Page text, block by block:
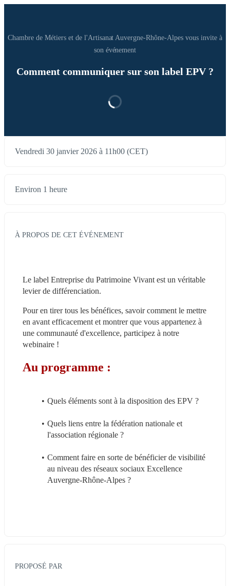
Chambre de Métiers et de l'Artisanat Auvergne-Rhône-Alpes vous invite à
son événement
Comment communiquer sur son label EPV ?
Vendredi 30 janvier 2026 à 11h00 (CET)
Environ 1 heure
À PROPOS DE CET ÉVÉNEMENT
Le label Entreprise du Patrimoine Vivant est un véritable
levier de différenciation.
Pour en tirer tous les bénéfices, savoir comment le mettre
en avant efficacement et montrer que vous appartenez à
une communauté d'excellence, participez à notre
webinaire !
Au programme :
Quels éléments sont à la disposition des EPV ?
Quels liens entre la fédération nationale et
l'association régionale ?
Comment faire en sorte de bénéficier de visibilité
au niveau des réseaux sociaux Excellence
Auvergne-Rhône-Alpes ?
PROPOSÉ PAR